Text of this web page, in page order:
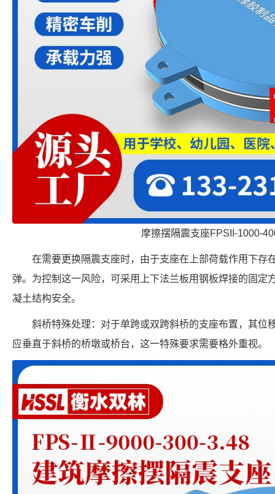
摩擦摆隔震支座FPSII-1000-
在需要更换隔震支座时，由于支座在上部荷载作用下存
弹。为控制这一风险，可采用上下法兰板用钢板焊接的固定
凝土结构安全。
斜桥特殊处理：对于单跨或双跨斜桥的支座布置，其位
应垂直于斜桥的桥墩或桥台，这一特殊要求需要格外重视。